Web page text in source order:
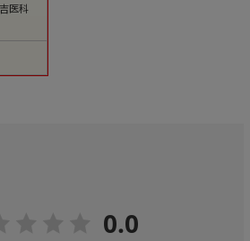
医科
0.0